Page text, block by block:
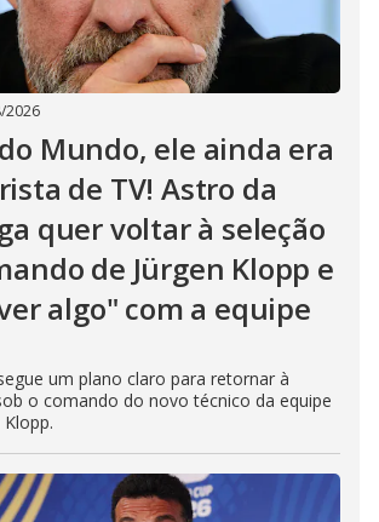
2026
Mundo, ele ainda era
de TV! Astro da
quer voltar à seleção
de Jürgen Klopp e
algo" com a equipe
um plano claro para retornar à
o comando do novo técnico da equipe